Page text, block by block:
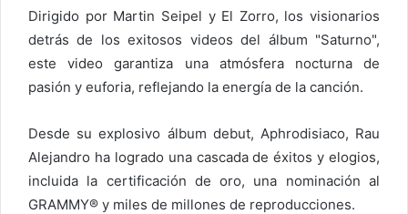
Dirigido por Martin Seipel y El Zorro, los visionarios
detrás de los exitosos videos del álbum "Saturno",
este video garantiza una atmósfera nocturna de
pasión y euforia, reflejando la energía de la canción.
Desde su explosivo álbum debut, Aphrodisiaco, Rau
Alejandro ha logrado una cascada de éxitos y elogios,
incluida la certificación de oro, una nominación al
GRAMMY® y miles de millones de reproducciones.